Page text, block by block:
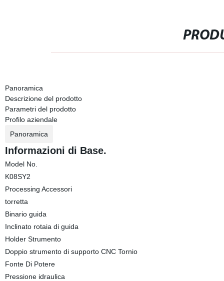
Panoramica
Descrizione del prodotto
Parametri del prodotto
Profilo aziendale
Panoramica
Informazioni di Base.
Model No.
K08SY2
Processing Accessori
torretta
Binario guida
Inclinato rotaia di guida
Holder Strumento
Doppio strumento di supporto CNC Tornio
Fonte Di Potere
Pressione idraulica